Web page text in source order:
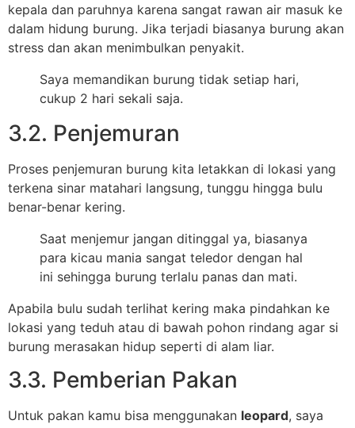
kepala dan paruhnya karena sangat rawan air masuk ke
dalam hidung burung. Jika terjadi biasanya burung akan
stress dan akan menimbulkan penyakit.
Saya memandikan burung tidak setiap hari,
cukup 2 hari sekali saja.
3.2. Penjemuran
Proses penjemuran burung kita letakkan di lokasi yang
terkena sinar matahari langsung, tunggu hingga bulu
benar-benar kering.
Saat menjemur jangan ditinggal ya, biasanya
para kicau mania sangat teledor dengan hal
ini sehingga burung terlalu panas dan mati.
Apabila bulu sudah terlihat kering maka pindahkan ke
lokasi yang teduh atau di bawah pohon rindang agar si
burung merasakan hidup seperti di alam liar.
3.3. Pemberian Pakan
Untuk pakan kamu bisa menggunakan leopard, saya